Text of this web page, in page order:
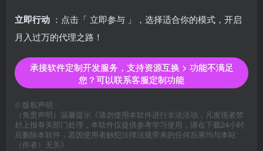
立即行动 ：点击「 立即参与 」，选择适合你的模式，开启
月入过万的代理之路！
承接软件定制开发服务，支持资源互换 > 功能不满足
您？可以联系客服定制功能
© 版权声明
（免责声明）温馨提示《请勿使用本软件进行非法活动，凡发现者禁
封上报有关部门处理，本软件仅提供参考学习使用，请在下载24小时
后删除本软件，若因使用者触犯法律法规带来的任何后果均与本站
（作者）无关》